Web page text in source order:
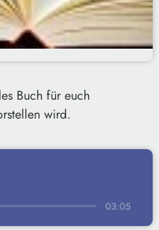
Buch für euch
wird.
03:05